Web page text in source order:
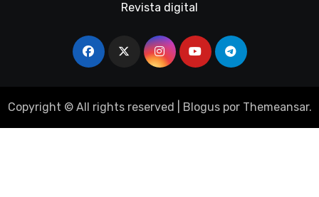
Revista digital
Copyright © All rights reserved Bloguspor Themeansar.